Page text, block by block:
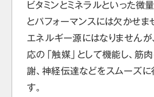
ビタミンとミネラルといった微
とパフォーマンスには欠かせ
エネルギー源にはなりません
応の「触媒」として機能し、筋
謝、神経伝達などをスムーズ
す。